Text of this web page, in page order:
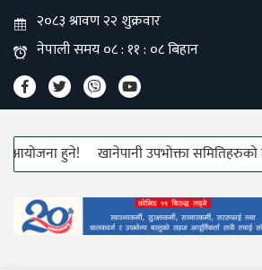
हुने! खानेपानी उपभोक्ता समितिहरुको